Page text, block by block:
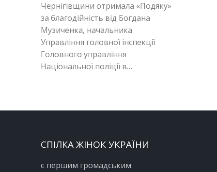
Чернігівщини отримала «Подяку»
за благодійність від Богдана
Музиченка, начальника
Управління головної інспекції
Головного управління
Національної поліції в…
СПІЛКА ЖІНОК УКРАЇНИ
є першим громадським